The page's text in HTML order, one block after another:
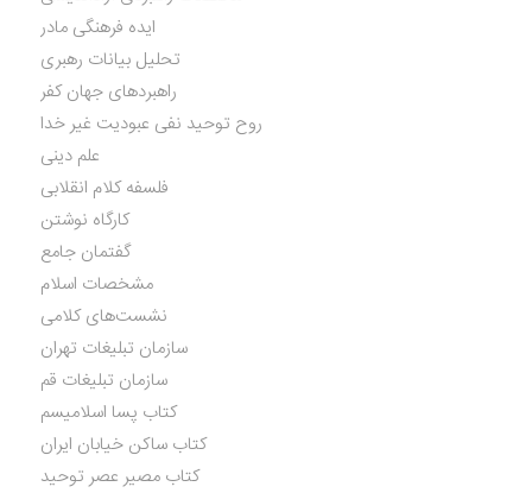
ایده فرهنگی مادر
تحلیل بیانات رهبری
راهبردهای جهان کفر
روح توحید نفی عبودیت غیر خدا
علم دینی
فلسفه کلام انقلابی
کارگاه نوشتن
گفتمان جامع
مشخصات اسلام
نشست‌های کلامی
سازمان تبلیغات تهران
سازمان تبلیغات قم
کتاب پسا اسلامیسم
کتاب ساکن خیابان ایران
کتاب مصیر عصر توحید